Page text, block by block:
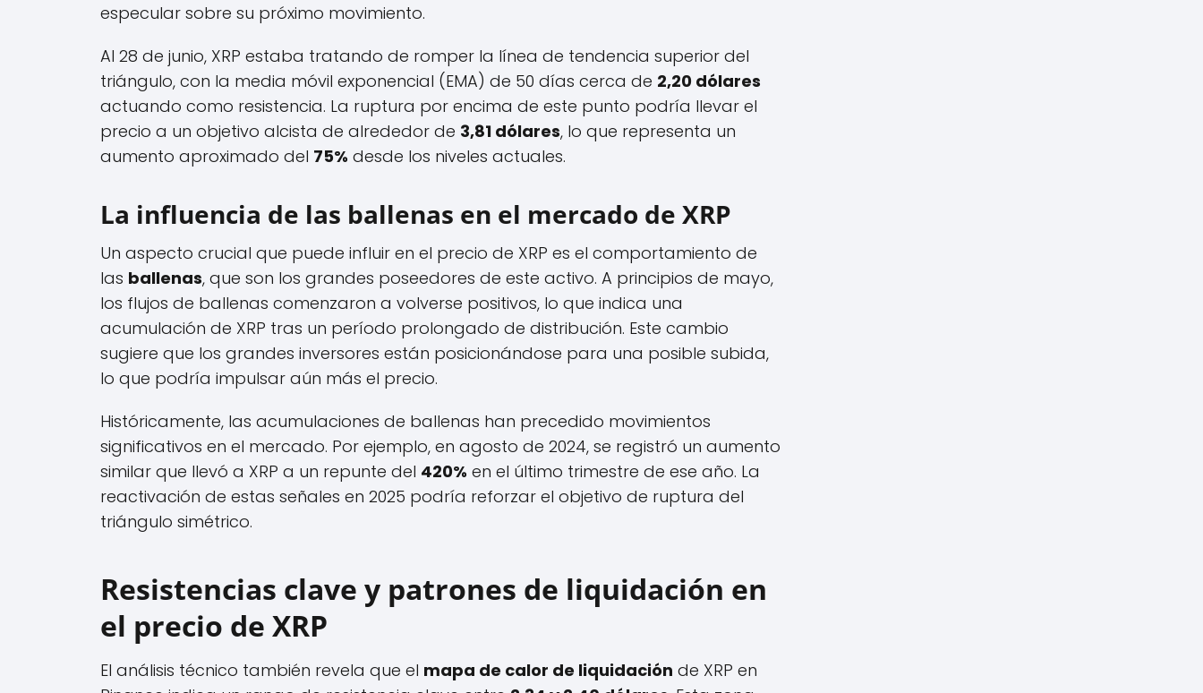
especular sobre su próximo movimiento.
Al 28 de junio, XRP estaba tratando de romper la línea de tendencia superior del
triángulo, con la media móvil exponencial (EMA) de 50 días cerca de 2,20 dólares
actuando como resistencia. La ruptura por encima de este punto podría llevar el
precio a un objetivo alcista de alrededor de 3,81 dólares, lo que representa un
aumento aproximado del 75% desde los niveles actuales.
La influencia de las ballenas en el mercado de XRP
Un aspecto crucial que puede influir en el precio de XRP es el comportamiento de
las ballenas, que son los grandes poseedores de este activo. A principios de mayo,
los flujos de ballenas comenzaron a volverse positivos, lo que indica una
acumulación de XRP tras un período prolongado de distribución. Este cambio
sugiere que los grandes inversores están posicionándose para una posible subida,
lo que podría impulsar aún más el precio.
Históricamente, las acumulaciones de ballenas han precedido movimientos
significativos en el mercado. Por ejemplo, en agosto de 2024, se registró un aumento
similar que llevó a XRP a un repunte del 420% en el último trimestre de ese año. La
reactivación de estas señales en 2025 podría reforzar el objetivo de ruptura del
triángulo simétrico.
Resistencias clave y patrones de liquidación en
el precio de XRP
El análisis técnico también revela que el mapa de calor de liquidación de XRP en